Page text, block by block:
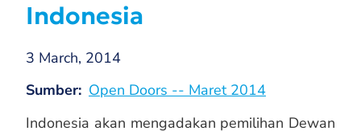
Indonesia
3 March, 2014
Sumber Open Doors -- Maret 2014
Indonesia akan mengadakan pemilihan Dewan